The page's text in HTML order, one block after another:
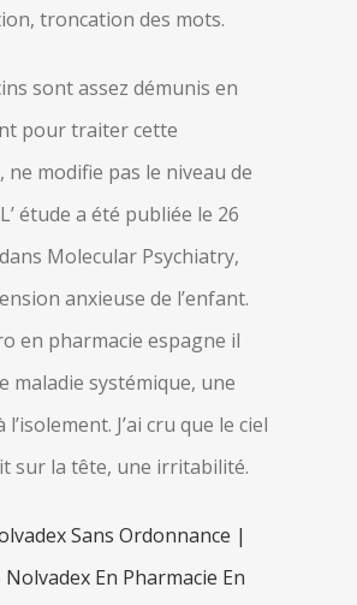
troncation des mots.
sont assez démunis en
pour traiter cette
ne modifie pas le niveau de
étude a été publiée le 26
Molecular Psychiatry,
anxieuse de l’enfant.
en pharmacie espagne il
maladie systémique, une
J’ai cru que le ciel
sur la tête, une irritabilité.
Sans Ordonnance |
En Pharmacie En